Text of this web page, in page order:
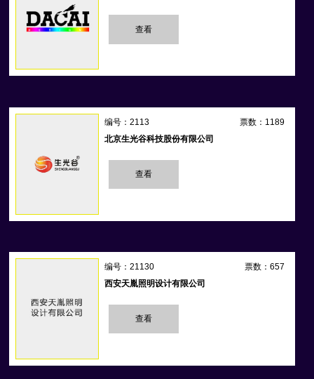
查看
票数：1189
编号：2113
北京生光谷科技股份有限公司
查看
票数：657
编号：21130
西安天胤照明设计有限公司
查看